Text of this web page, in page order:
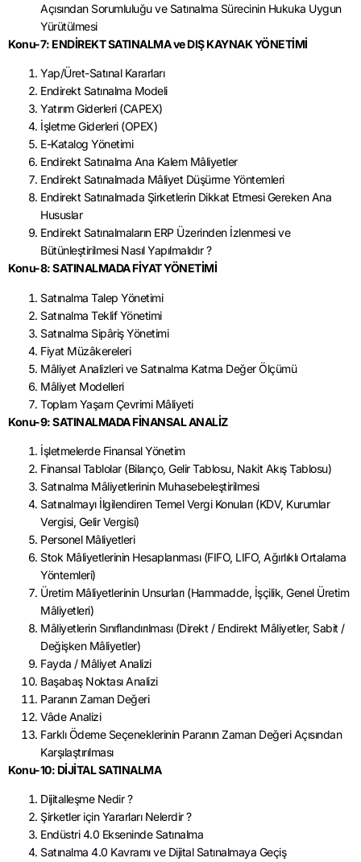
Açısından Sorumluluğu ve Satınalma Sürecinin Hukuka Uygun
Yürütülmesi
Konu-7: ENDİREKT SATINALMA ve DIŞ KAYNAK YÖNETİMİ
Yap/Üret-Satınal Kararları
Endirekt Satınalma Modeli
Yatırım Giderleri (CAPEX)
İşletme Giderleri (OPEX)
E-Katalog Yönetimi
Endirekt Satınalma Ana Kalem Mâliyetler
Endirekt Satınalmada Mâliyet Düşürme Yöntemleri
Endirekt Satınalmada Şirketlerin Dikkat Etmesi Gereken Ana
Hususlar
Endirekt Satınalmaların ERP Üzerinden İzlenmesi ve
Bütünleştirilmesi Nasıl Yapılmalıdır ?
Konu-8: SATINALMADA FİYAT YÖNETİMİ
Satınalma Talep Yönetimi
Satınalma Teklif Yönetimi
Satınalma Sipâriş Yönetimi
Fiyat Müzâkereleri
Mâliyet Analizleri ve Satınalma Katma Değer Ölçümü
Mâliyet Modelleri
Toplam Yaşam Çevrimi Mâliyeti
Konu-9: SATINALMADA FİNANSAL ANALİZ
İşletmelerde Finansal Yönetim
Finansal Tablolar (Bilanço, Gelir Tablosu, Nakit Akış Tablosu)
Satınalma Mâliyetlerinin Muhasebeleştirilmesi
Satınalmayı İlgilendiren Temel Vergi Konuları (KDV, Kurumlar
Vergisi, Gelir Vergisi)
Personel Mâliyetleri
Stok Mâliyetlerinin Hesaplanması (FIFO, LIFO, Ağırlıklı Ortalama
Yöntemleri)
Üretim Mâliyetlerinin Unsurları (Hammadde, İşçilik, Genel Üretim
Mâliyetleri)
Mâliyetlerin Sınıflandırılması (Direkt / Endirekt Mâliyetler, Sabit /
Değişken Mâliyetler)
Fayda / Mâliyet Analizi
Başabaş Noktası Analizi
Paranın Zaman Değeri
Vâde Analizi
Farklı Ödeme Seçeneklerinin Paranın Zaman Değeri Açısından
Karşılaştırılması
Konu-10: DİJİTAL SATINALMA
Dijitalleşme Nedir ?
Şirketler için Yararları Nelerdir ?
Endüstri 4.0 Ekseninde Satınalma
Satınalma 4.0 Kavramı ve Dijital Satınalmaya Geçiş